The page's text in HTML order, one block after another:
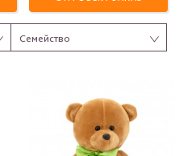
Семейство